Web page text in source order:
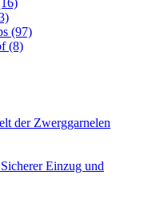
(97)
(8)
der Zwerggarnelen
Einzug und